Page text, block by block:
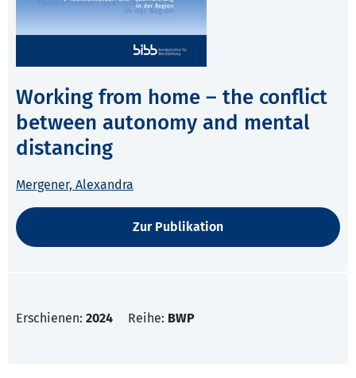
Working from home – the conflict
between autonomy and mental
distancing
Mergener, Alexandra
Zur Publikation
Erschienen: 2024 Reihe: BWP